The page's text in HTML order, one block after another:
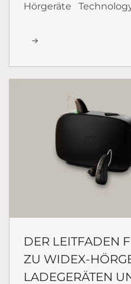
Hörgeräte
DER LEITFADEN
ZU WIDEX-
LADEGERÄTEN